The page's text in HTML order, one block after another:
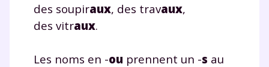
des soupiraux, des travaux,
des vitraux.
Les noms en -ou prennent un -s au